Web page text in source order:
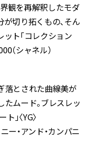
観を再解釈したモダ
切り拓くもの、そん
ト「コレクション
（シャネル）
落とされた曲線美が
ムード。ブレスレッ
」〈YG〉
ー・アンド・カンパニ